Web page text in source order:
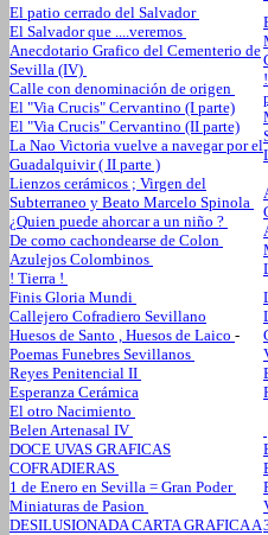
El patio cerrado del Salvador
El Salvador que ....veremos
Anecdotario Grafico del Cementerio de
Sevilla (IV)
Calle con denominación de origen
El "Via Crucis" Cervantino (I parte)
El "Via Crucis" Cervantino (II parte)
La Nao Victoria vuelve a navegar por el
Guadalquivir ( II parte )
Lienzos cerámicos ; Virgen del
Subterraneo y Beato Marcelo Spinola
¿Quien puede ahorcar a un niño ?
De como cachondearse de Colon
Azulejos Colombinos
! Tierra !
Finis Gloria Mundi
Callejero Cofradiero Sevillano
Huesos de Santo , Huesos de Laico -
Poemas Funebres Sevillanos
Reyes Penitencial II
Esperanza Cerámica
El otro Nacimiento
Belen Artenasal IV
DOCE UVAS GRAFICAS
COFRADIERAS
1 de Enero en Sevilla = Gran Poder
Miniaturas de Pasion
DESILUSIONADA CARTA GRAFICA A